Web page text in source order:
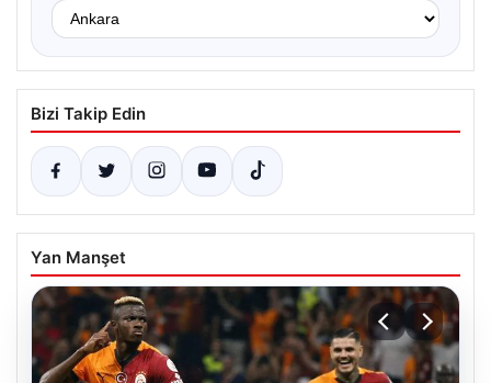
Bizi Takip Edin
Yan Manşet